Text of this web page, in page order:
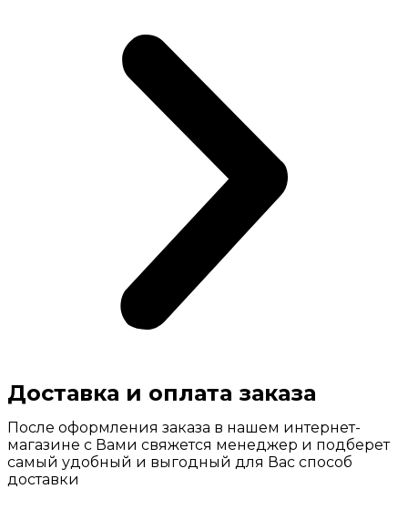
Доставка и оплата заказа
После оформления заказа в нашем интернет-
магазине с Вами свяжется менеджер и подберет
самый удобный и выгодный для Вас способ
доставки